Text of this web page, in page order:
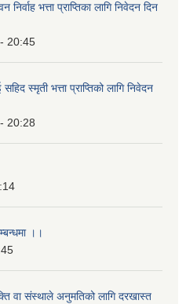
भत्ता प्राप्तिका लागि निवेदन दिन
20:45
स्मृती भत्ता प्राप्तिको लागि निवेदन
20:28
।।
वा संस्थाले अनुमतिको लागि दरखास्त